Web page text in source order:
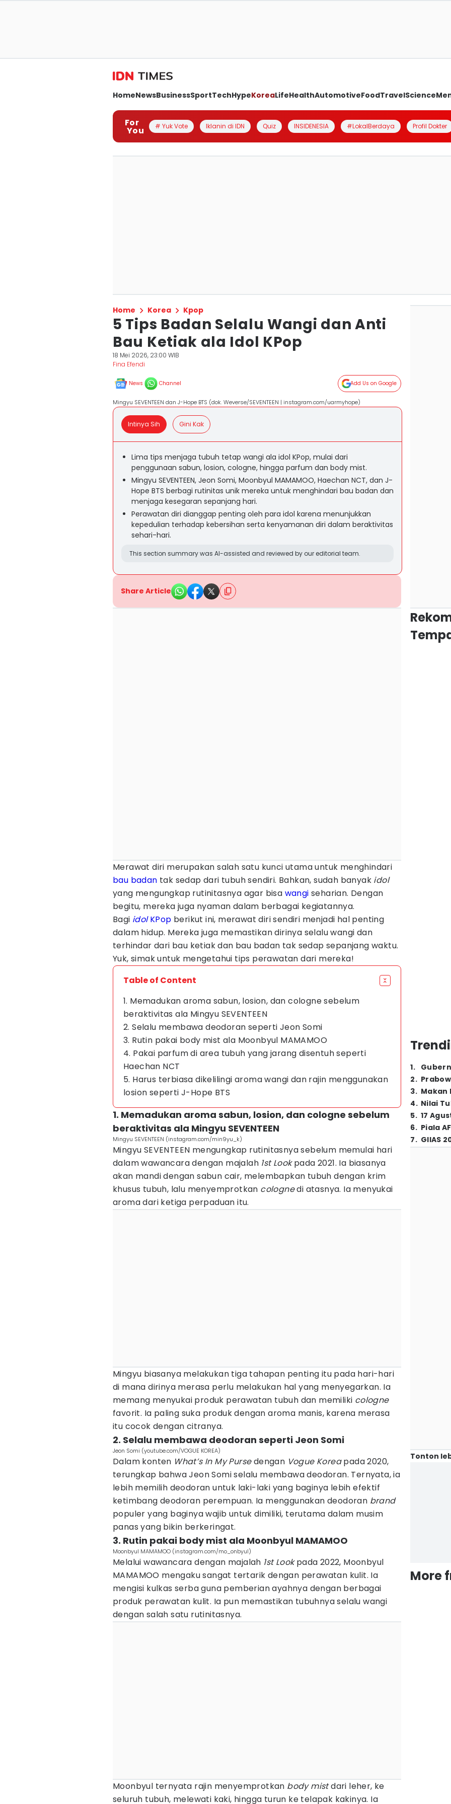
HomeNewsBusinessSportTechHypeKoreaLifeHealthAutomotiveFoodTravelScience
For
You # Yuk Vote Iklanin di IDN Quiz INSIDENESIA #LokalBerdaya Profil Dokter
Home Korea Kpop
5 Tips Badan Selalu Wangi dan Anti
Bau Ketiak ala Idol KPop
18 Mei 2026, 23:00 WIB
Fina Efendi
News Channel Add Us on Google
Mingyu SEVENTEEN dan J-Hope BTS (dok. Weverse/SEVENTEEN | instagram.com/uarmyhope)
Intinya Sih Gini Kak
Lima tips menjaga tubuh tetap wangi ala idol KPop, mulai dari
penggunaan sabun, losion, cologne, hingga parfum dan body mist.
Mingyu SEVENTEEN, Jeon Somi, Moonbyul MAMAMOO, Haechan NCT, dan J-
Hope BTS berbagi rutinitas unik mereka untuk menghindari bau badan dan
menjaga kesegaran sepanjang hari.
Perawatan diri dianggap penting oleh para idol karena menunjukkan
kepedulian terhadap kebersihan serta kenyamanan diri dalam beraktivitas
sehari-hari.
This section summary was AI-assisted and reviewed by our editorial team.
Share Article
Merawat diri merupakan salah satu kunci utama untuk menghindari
bau badan tak sedap dari tubuh sendiri. Bahkan, sudah banyak idol
yang mengungkap rutinitasnya agar bisa wangi seharian. Dengan
begitu, mereka juga nyaman dalam berbagai kegiatannya.
Bagi idolKPop berikut ini, merawat diri sendiri menjadi hal penting
dalam hidup. Mereka juga memastikan dirinya selalu wangi dan
terhindar dari bau ketiak dan bau badan tak sedap sepanjang waktu.
Yuk, simak untuk mengetahui tips perawatan dari mereka!
Table of Content
1. Memadukan aroma sabun, losion, dan cologne sebelum
beraktivitas ala Mingyu SEVENTEEN
2. Selalu membawa deodoran seperti Jeon Somi
3. Rutin pakai body mist ala Moonbyul MAMAMOO
4. Pakai parfum di area tubuh yang jarang disentuh seperti
Haechan NCT
5. Harus terbiasa dikelilingi aroma wangi dan rajin menggunakan
losion seperti J-Hope BTS
1. Memadukan aroma sabun, losion, dan cologne sebelum
beraktivitas ala Mingyu SEVENTEEN
Mingyu SEVENTEEN (instagram.com/min9yu_k)
Mingyu SEVENTEEN mengungkap rutinitasnya sebelum memulai hari
dalam wawancara dengan majalah 1st Lookpada 2021. Ia biasanya
akan mandi dengan sabun cair, melembapkan tubuh dengan krim
khusus tubuh, lalu menyemprotkan colognedi atasnya. Ia menyukai
aroma dari ketiga perpaduan itu.
Mingyu biasanya melakukan tiga tahapan penting itu pada hari-hari
di mana dirinya merasa perlu melakukan hal yang menyegarkan. Ia
memang menyukai produk perawatan tubuh dan memiliki cologne
favorit. Ia paling suka produk dengan aroma manis, karena merasa
itu cocok dengan citranya.
2. Selalu membawa deodoran seperti Jeon Somi
Jeon Somi (youtube.com/VOGUE KOREA)
Dalam konten What’s In My Pursedengan Vogue Koreapada 2020,
terungkap bahwa Jeon Somi selalu membawa deodoran. Ternyata, ia
lebih memilih deodoran untuk laki-laki yang baginya lebih efektif
ketimbang deodoran perempuan. Ia menggunakan deodoran brand
populer yang baginya wajib untuk dimiliki, terutama dalam musim
panas yang bikin berkeringat.
3. Rutin pakai body mist ala Moonbyul MAMAMOO
Moonbyul MAMAMOO (instagram.com/mo_onbyul)
Melalui wawancara dengan majalah 1st Lookpada 2022, Moonbyul
MAMAMOO mengaku sangat tertarik dengan perawatan kulit. Ia
mengisi kulkas serba guna pemberian ayahnya dengan berbagai
produk perawatan kulit. Ia pun memastikan tubuhnya selalu wangi
dengan salah satu rutinitasnya.
Moonbyul ternyata rajin menyemprotkan body mistdari leher, ke
seluruh tubuh, melewati kaki, hingga turun ke telapak kakinya. Ia
1.
2.
3. Makan
4. Nilai
5. 17
6. Piala
7. GIIAS
Tonton
More